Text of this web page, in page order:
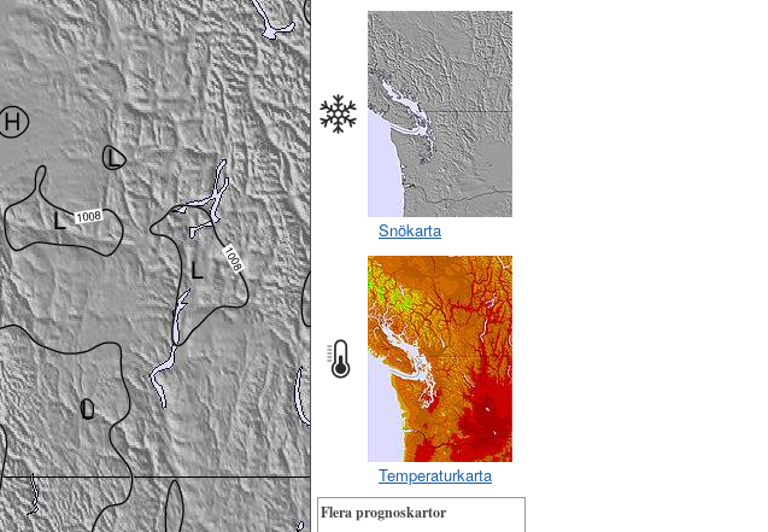
Snökarta
Temperaturkarta
Flera prognoskartor